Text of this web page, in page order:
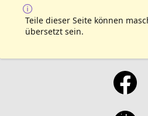
Teile dieser Seite können
übersetzt sein.